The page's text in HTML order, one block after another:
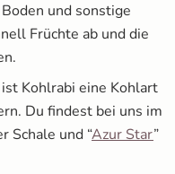
und sonstige
Früchte ab und die
Kohlrabi eine Kohlart
Du findest bei uns im
Schale und “Azur Star”